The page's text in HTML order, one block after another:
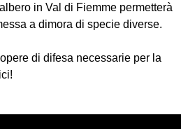
in Val di Fiemme permetterà
a dimora di specie diverse.
di difesa necessarie per la